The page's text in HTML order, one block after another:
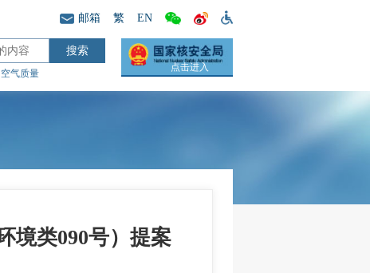
邮箱 繁 EN
空气质量
点击进入
境类090号）提案